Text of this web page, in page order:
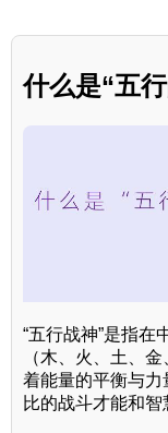
什么是“五
“五行战神”是指在
（木、火、土、
着能量的平衡与
比的战斗才能和智